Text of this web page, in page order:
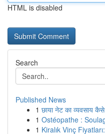
HTML is disabled
Search
Published News
1 छाया नेट का व्यवसाय
1 Ostéopathe :
1 Kiralık Vinç